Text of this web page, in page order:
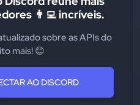
👨‍💻 incríveis.
sobre as APIs do
mais! 😊
AO DISCORD